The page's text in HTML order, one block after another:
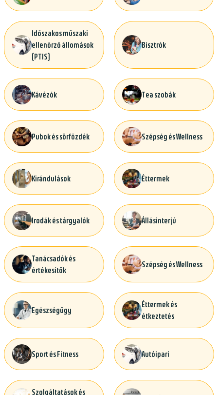
Időszakos műszaki
ellenőrző állomások
(PTIS)
Bisztrók
Kávézók Tea szobák
Pubok és sörfőzdék Szépség és Wellness
Kirándulások Éttermek
Irodák és tárgyalók Állásinterjú
Tanácsadók és
értékesítők
Szépség és Wellness
Egészségügy
Éttermek és
étkeztetés
Sport és Fitness Autóipari
Szolgáltatások és